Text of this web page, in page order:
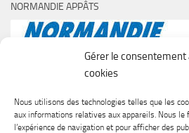
Gérer le consentement
cookies
Nous utilisons des technologies telles que les
aux informations relatives aux appareils. Nous le
l’expérience de navigation et pour afficher des
NORMANDIE APPÂTS